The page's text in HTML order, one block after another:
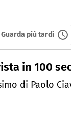
Guarda più tardi
in 100
di Paolo